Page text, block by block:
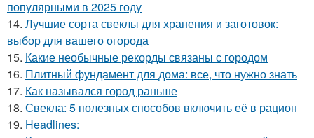
популярными в 2025 году
14. Лучшие сорта свеклы для хранения и заготовок:
выбор для вашего огорода
15. Какие необычные рекорды связаны с городом
16. Плитный фундамент для дома: все, что нужно знать
17. Как назывался город раньше
18. Свекла: 5 полезных способов включить её в рацион
19. Headlines: